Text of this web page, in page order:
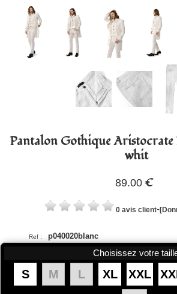
Pantalon Gothique Aristocrate
whit
89.00 €
0 avis client-
Ref : p040020blanc
Choisissez votre
S M L XL XXL